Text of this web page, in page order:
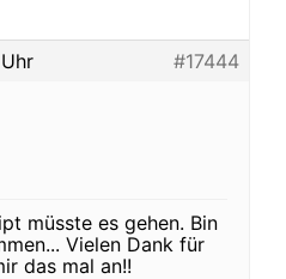
#17444
müsste es gehen. Bin
Vielen Dank für
das mal an!!